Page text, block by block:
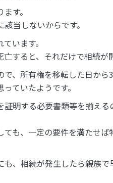
す。
当しないからです。
います。
すると、それだけで相続が
、所有権を移転した日から
ていたようです。
明する必要書類等を揃え
も、一定の要件を満たせば
、相続が発生したら親族で